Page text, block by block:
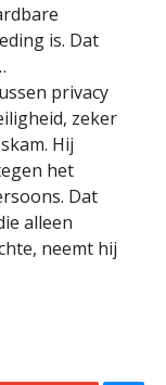
is. Dat
privacy
zeker
Hij
het
Dat
alleen
neemt hij